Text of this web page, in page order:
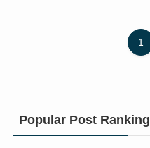
1
Popular Post Ranking